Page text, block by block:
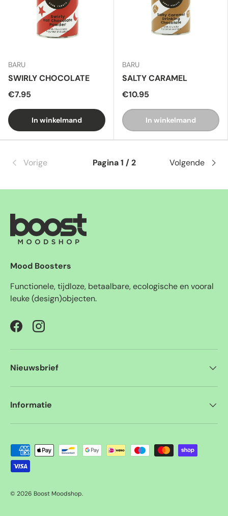
BARU
SWIRLY CHOCOLATE
€7.95
In winkelmand
BARU
SALTY CARAMEL
€10.95
In winkelmand
Vorige Pagina 1 / 2 Volgende
Mood Boosters
Functionele, tijdloze, betaalbare, ecologische en vooral
leuke (design)objecten.
FacebookInstagram
Nieuwsbrief
Informatie
Geaccepteerde betaalmethoden
© 2026 Boost Moodshop.